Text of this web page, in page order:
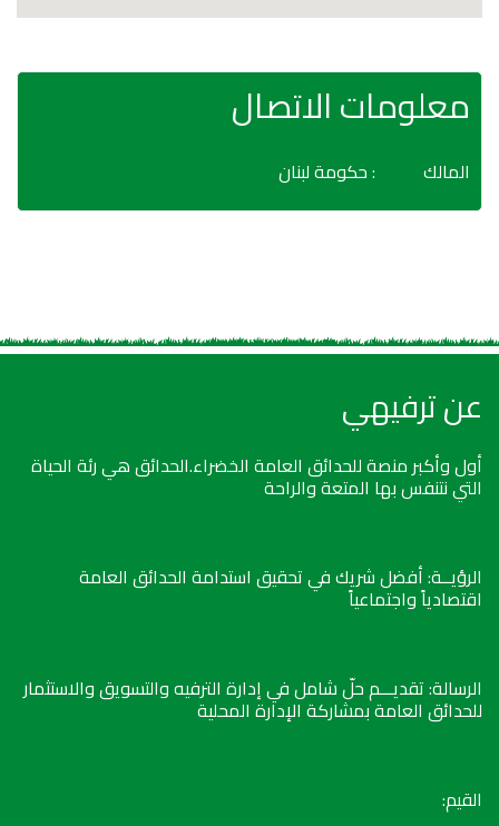
معلومات الاتصال
المالك : حكومة لبنان
عن ترفيهي
أول وأكبر منصة للحدائق العامة الخضراء.الحدائق هي رئة الحياة
التي نتنفس بها المتعة والراحة
الرؤيــة: أفضل شريك في تحقيق استدامة الحدائق العامة
اقتصادياً واجتماعياً
الرسالة: تقديـــم حلّ شامل في إدارة الترفيه والتسويق والاستثمار
للحدائق العامة بمشاركة الإدارة المحلية
القيم: